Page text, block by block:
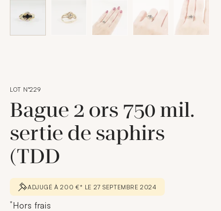
LOT N°229
Bague 2 ors 750 mil.
sertie de saphirs
(TDD
ADJUGÉ À 200 €* LE 27 SEPTEMBRE 2024
*Hors frais